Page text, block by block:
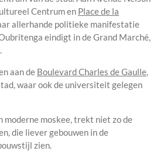
Centrum en Place de la
allerhande politieke manifestatie
eindigt in de Grand Marché,
aan de Boulevard Charles de Gaulle,
waar ook de universiteit gelegen
moderne moskee, trekt niet zo de
die liever gebouwen in de
zien.